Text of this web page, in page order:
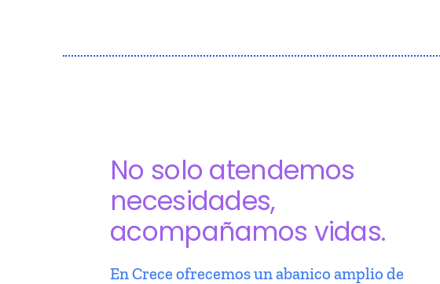
No solo atendemos
necesidades,
acompañamos vidas.
En Crece ofrecemos un abanico amplio de